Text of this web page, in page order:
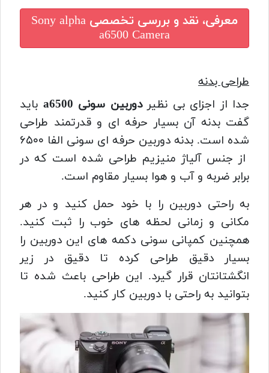
معرفی، نقد و بررسی تخصصی Sony alpha
a6500 Camera
طراحی بدنه
جدا از اجزای بی نظیردوربین سونی a6500
باید
گفت بدنه آن بسیار حرفه ای و قدرتمند طراحی
شده است. بدنه دوربین حرفه ای سونی الفا ۶۵۰۰
از جنس آلیاژ منیزیم طراحی شده است که در
برابر ضربه و آب و هوا بسیار مقاوم است.
به راحتی دوربین را با خود حمل کنید و در هر
مکانی و زمانی لحظه های خوب را ثبت کنید.
همچنین کمپانی سونی دکمه های این دوربین را
بسیار دقیق طراحی کرده تا دقیق در زیر
انگشتانتان قرار گیرد. این طراحی باعث شده تا
بتوانید به راحتی با دوربین کار کنید.